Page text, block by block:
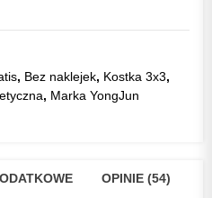
, Bez naklejek, Kostka 3x3,
, Marka YongJun
OPINIE (54)